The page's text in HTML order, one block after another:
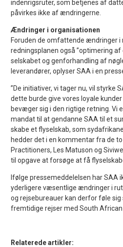
indenrigsruter, som betjenes af
påvirkes ikke af ændringerne.
Ændringer i organisationen
Foruden de omfattende ændringer
redningsplanen også ”optimering
selskabet og genforhandling af
leverandører, oplyser SAA i en
”De initiativer, vi tager nu, vil styrke
dette burde give vores loyale
bevæger sig i den rigtige retning. Vi
mandat til at gendanne SAA til et
skabe et flyselskab, som
hedder det i en kommentar fra de
Practitioners, Les Matuson og
til opgave at forsøge at få
Ifølge pressemeddelelsen har SAA
yderligere væsentlige ændringer i
og rejsebureauer kan derfor føle sig
fremtidige rejser med South African
Relaterede artikler: